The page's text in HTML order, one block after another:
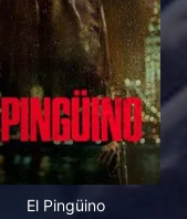
El Pingüino